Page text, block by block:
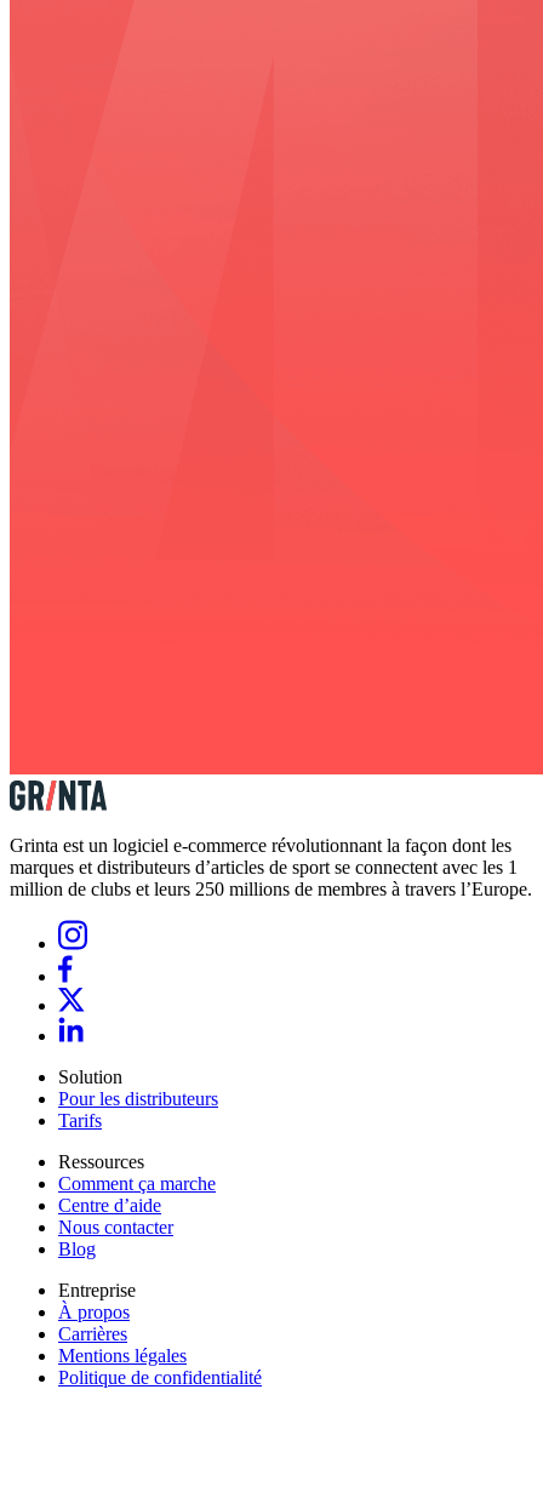
Grinta est un logiciel e-commerce révolutionnant la façon dont les
marques et distributeurs d’articles de sport se connectent avec les 1
million de clubs et leurs 250 millions de membres à travers l’Europe.
Solution
Pour les distributeurs
Tarifs
Ressources
Comment ça marche
Centre d’aide
Nous contacter
Blog
Entreprise
À propos
Carrières
Mentions légales
Politique de confidentialité